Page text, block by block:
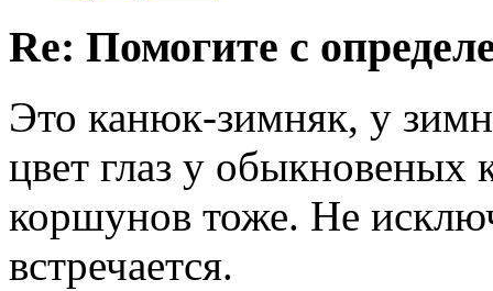
Re: Помогите с
Это канюк-зимняк, у
цвет глаз у обыкновеных
коршунов тоже. Не
встречается.